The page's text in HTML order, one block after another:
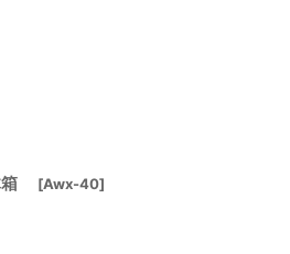
箱 [Awx-40]